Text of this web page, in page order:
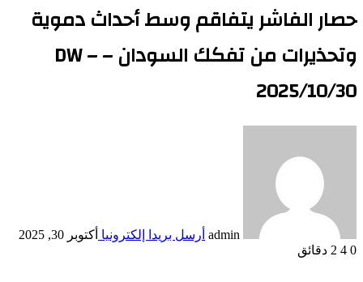
حصار الفاشر يتفاقم وسط أحداث دموية
وتحذيرات من تفكك السودان – DW –
2025/10/30
admin أرسل بريدا إلكترونيا أكتوبر 30, 2025
0
2 دقائق